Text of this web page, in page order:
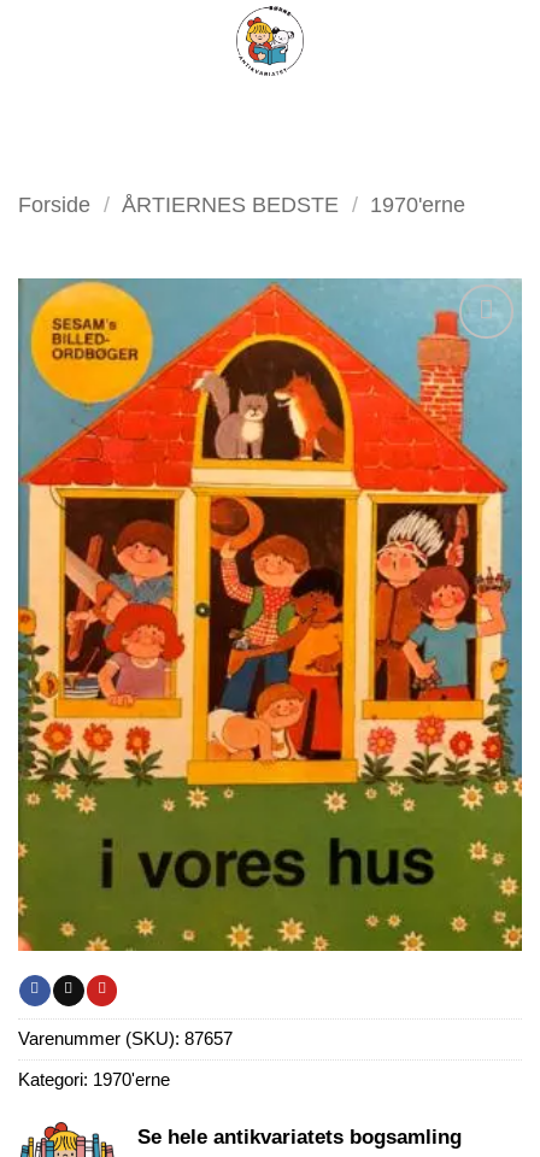
FILTER
Forside / ÅRTIERNES BEDSTE / 1970'erne
Tilføj
som
favorit
Varenummer (SKU): 87657
Kategori: 1970'erne
Se hele antikvariatets bogsamling